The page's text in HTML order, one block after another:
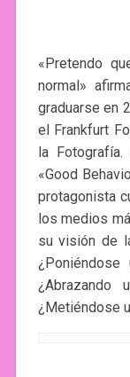
«Pretendo
normal»
graduarse en
el Frankfurt
la
«Good
protagonista
los medios
su visión de
¿Abrazando
¿Metiéndose